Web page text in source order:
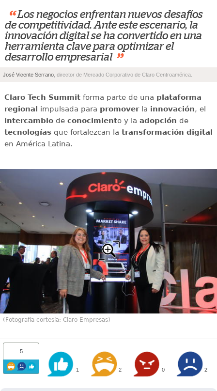
“ Los negocios enfrentan nuevos desafíos
de competitividad. Ante este escenario, la
innovación digital se ha convertido en una
herramienta clave para optimizar el
desarrollo empresarial ”
José Vicente Serrano , director de Mercado Corporativo de Claro Centroamérica.
Claro Tech Summitforma parte de una plataforma
regional impulsada para promoverla innovación, el
intercambiode conocimiento y la adopción de
tecnologíasque fortalezcan la transformación digital
en América Latina.
(Fotografía cortesía: Claro Empresas)
5
1 2 0 2